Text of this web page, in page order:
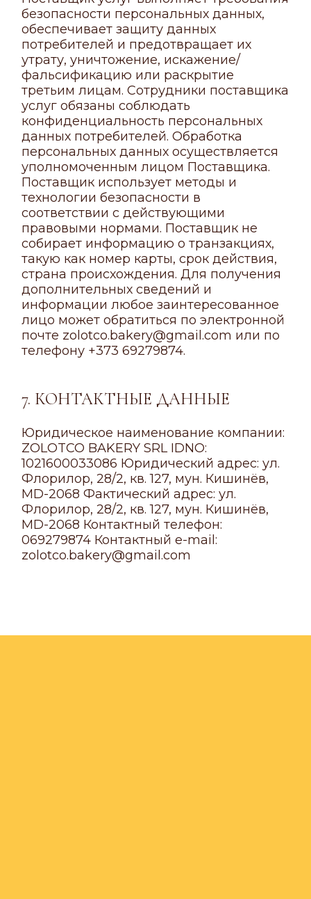
безопасности персональных данных,
обеспечивает защиту данных
потребителей и предотвращает их
утрату, уничтожение, искажение/
фальсификацию или раскрытие
третьим лицам. Сотрудники поставщика
услуг обязаны соблюдать
конфиденциальность персональных
данных потребителей. Обработка
персональных данных осуществляется
уполномоченным лицом Поставщика.
Поставщик использует методы и
технологии безопасности в
соответствии с действующими
правовыми нормами. Поставщик не
собирает информацию о транзакциях,
такую как номер карты, срок действия,
страна происхождения. Для получения
дополнительных сведений и
информации любое заинтересованное
лицо может обратиться по электронной
почте zolotco.bakery@gmail.com или по
телефону +373 69279874.
7. КОНТАКТНЫЕ ДАННЫЕ
Юридическое наименование компании:
ZOLOTCO BAKERY SRL IDNO:
1021600033086 Юридический адрес: ул.
Флорилор, 28/2, кв. 127, мун. Кишинёв,
MD-2068 Фактический адрес: ул.
Флорилор, 28/2, кв. 127, мун. Кишинёв,
MD-2068 Контактный телефон:
069279874 Контактный e-mail:
zolotco.bakery@gmail.com